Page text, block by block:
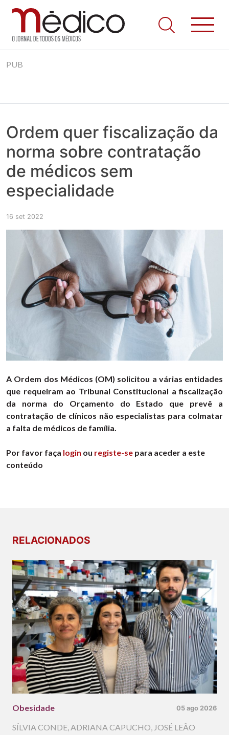
to
Jornal Médico
Médico – O Jornal de Todos os Médicos. Onde as notícias
realmente contam! Tudo o que se passa na Saúde!
PUB
Ordem quer fiscalização da
norma sobre contratação
de médicos sem
especialidade
16 set 2022
A Ordem dos Médicos (OM) solicitou a várias entidades
que requeiram ao Tribunal Constitucional a fiscalização
da norma do Orçamento do Estado que prevê a
contratação de clínicos não especialistas para colmatar
a falta de médicos de família.
Por favor faça login ou registe-se para aceder a este
conteúdo
RELACIONADOS
Obesidade 05 ago 2026
SÍLVIA CONDE,ADRIANA CAPUCHO, JOSÉ LEÃO